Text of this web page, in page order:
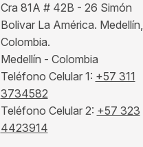
Cra 81A # 42B - 26 Simón
Bolivar La América. Medellín,
Colombia.
Medellín - Colombia
Teléfono Celular 1: +57 311
3734582
Teléfono Celular 2: +57 323
4423914